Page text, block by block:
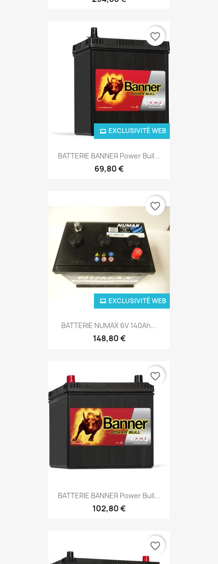
BATTERIE BANNER Power Bull...
69,80 €
EXCLUSIVITÉ WEB
favorite_border
BATTERIE NUMAX 6V 140Ah...
148,80 €
EXCLUSIVITÉ WEB
favorite_border
BATTERIE BANNER Power Bull...
102,80 €
favorite_border
favorite_border